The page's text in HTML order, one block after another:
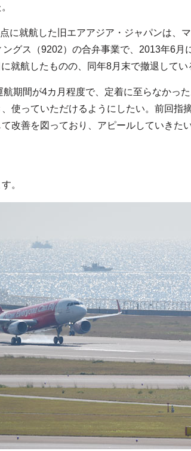
に就航した旧エアアジア・ジャパンは、
グス（9202）の合弁事業で、2013年6月
就航したものの、同年8月末で撤退してい
期間が4カ月程度で、定着に至らなかっ
使っていただけるようにしたい。前回指
改善を図っており、アピールしていきた
。